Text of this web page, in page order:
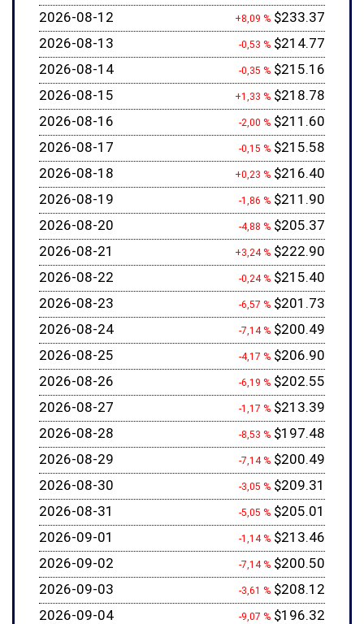
2026-08-12
+8,09 % $233.37
2026-08-13
-0,53 % $214.77
2026-08-14
-0,35 % $215.16
2026-08-15
+1,33 % $218.78
2026-08-16
-2,00 % $211.60
2026-08-17
-0,15 % $215.58
2026-08-18
+0,23 % $216.40
2026-08-19
-1,86 % $211.90
2026-08-20
-4,88 % $205.37
2026-08-21
+3,24 % $222.90
2026-08-22
-0,24 % $215.40
2026-08-23
-6,57 % $201.73
2026-08-24
-7,14 % $200.49
2026-08-25
-4,17 % $206.90
2026-08-26
-6,19 % $202.55
2026-08-27
-1,17 % $213.39
2026-08-28
-8,53 % $197.48
2026-08-29
-7,14 % $200.49
2026-08-30
-3,05 % $209.31
2026-08-31
-5,05 % $205.01
2026-09-01
-1,14 % $213.46
2026-09-02
-7,14 % $200.50
2026-09-03
-3,61 % $208.12
2026-09-04
-9,07 % $196.32